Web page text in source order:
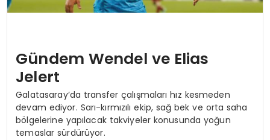
YAŞAM
Gündem Wendel ve Elias
Jelert
Galatasaray’da transfer çalışmaları hız kesmeden
devam ediyor. Sarı-kırmızılı ekip, sağ bek ve orta saha
bölgelerine yapılacak takviyeler konusunda yoğun
temaslar sürdürüyor.